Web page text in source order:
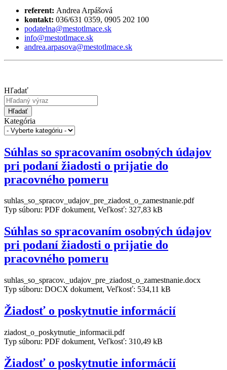
referent: Andrea Arpášová
kontakt: 036/631 0359, 0905 202 100
podatelna@mestotlmace.sk
info@mestotlmace.sk
andrea.arpasova@mestotlmace.sk
Hľadať
Hľadať
Kategória
Súhlas so spracovaním osobných údajov
pri podaní žiadosti o prijatie do
pracovného pomeru
suhlas_so_spracov_udajov_pre_ziadost_o_zamestnanie.pdf
Typ súboru: PDF dokument, Veľkosť: 327,83 kB
Súhlas so spracovaním osobných údajov
pri podaní žiadosti o prijatie do
pracovného pomeru
suhlas_so_spracov._udajov_pre_ziadost_o_zamestnanie.docx
Typ súboru: DOCX dokument, Veľkosť: 534,11 kB
Žiadosť o poskytnutie informácií
ziadost_o_poskytnutie_informacii.pdf
Typ súboru: PDF dokument, Veľkosť: 310,49 kB
Žiadosť o poskytnutie informácií